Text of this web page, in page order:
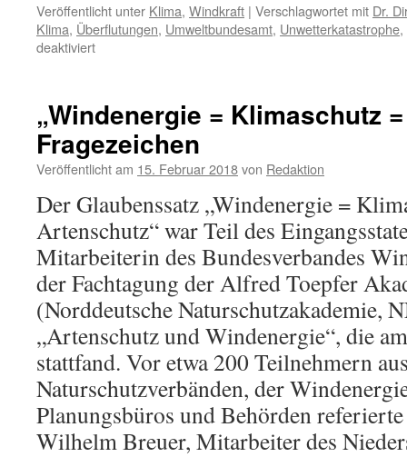
Veröffentlicht unter Klima, Windkraft | Verschlagwortet mit Dr.
Klima, Überflutungen, Umweltbundesamt, Unwetterkatastrophe,
deaktiviertfür
Umweltbundesamt:
mit
„erneuerbarer
Energie“
Unwetterkatastrophen?
„Windenergie = Klimaschutz
Fragezeichen
Veröffentlicht am 15. Februar 2018von Redaktion
Der Glaubenssatz „Windenergie =
Artenschutz“ war Teil des
Mitarbeiterin des Bundesverbandes
der Fachtagung der Alfred Toepfer
(Norddeutsche Naturschutzakademie,
„Artenschutz und Windenergie“, die
stattfand. Vor etwa 200 Teilnehmern
Naturschutzverbänden, der
Planungsbüros und Behörden
Wilhelm Breuer, Mitarbeiter des